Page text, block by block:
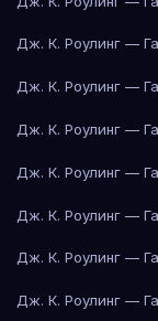
Дж. К. Роулинг —
Дж. К. Роулинг —
Дж. К. Роулинг —
Дж. К. Роулинг —
Дж. К. Роулинг —
Дж. К. Роулинг —
Дж. К. Роулинг —